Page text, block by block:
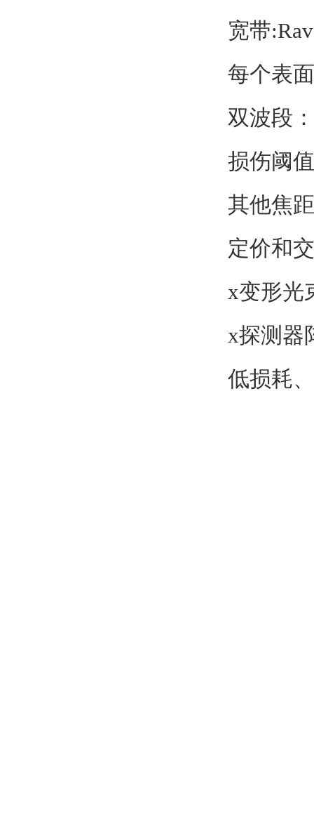
宽带
每个表
双波段
损伤阈
其他焦
定价和
x变形光
x探测器
低损耗